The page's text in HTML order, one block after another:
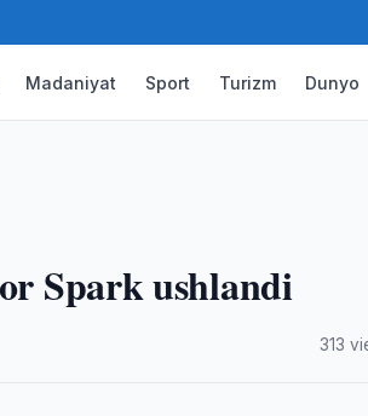
Madaniyat Sport Turizm Dunyo
Spark ushlandi
313